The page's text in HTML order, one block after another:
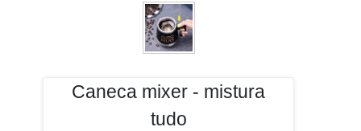
Caneca mixer - mistura
tudo